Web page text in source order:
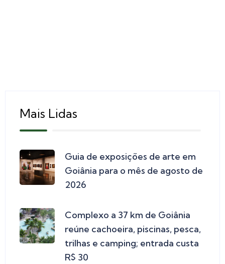
Mais Lidas
Guia de exposições de arte em
Goiânia para o mês de agosto de
2026
Complexo a 37 km de Goiânia
reúne cachoeira, piscinas, pesca,
trilhas e camping; entrada custa
R$ 30